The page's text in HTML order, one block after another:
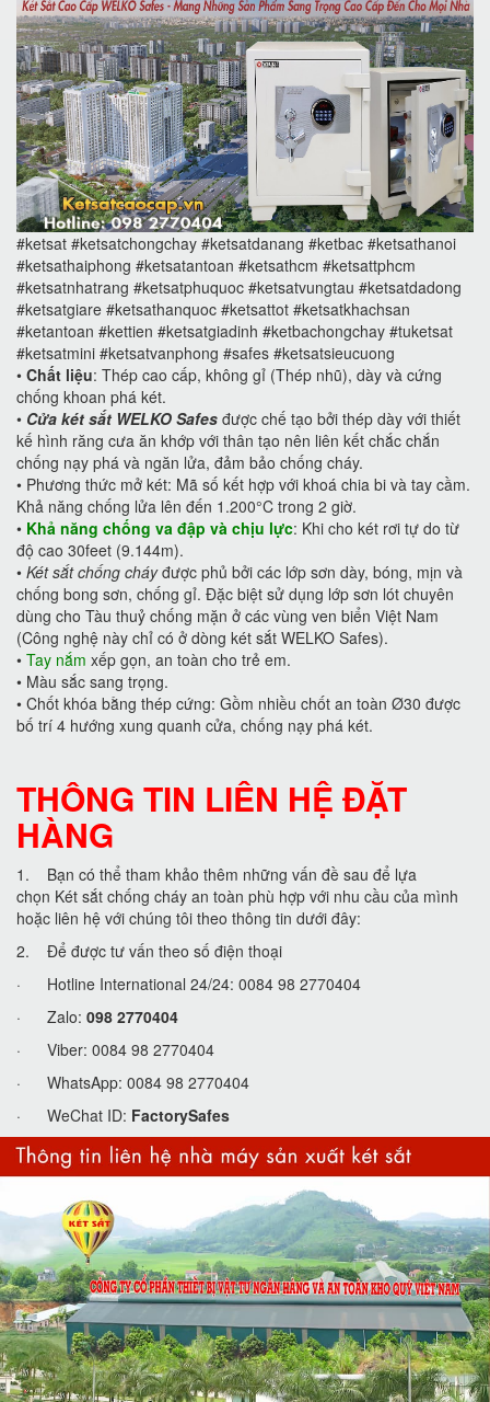
#ketsat #ketsatchongchay #ketsatdanang #ketbac #ketsathanoi
#ketsathaiphong #ketsatantoan #ketsathcm #ketsattphcm
#ketsatnhatrang #ketsatphuquoc #ketsatvungtau #ketsatdadong
#ketsatgiare #ketsathanquoc #ketsattot #ketsatkhachsan
#ketantoan #kettien #ketsatgiadinh #ketbachongchay #tuketsat
#ketsatmini #ketsatvanphong #safes #ketsatsieucuong
• Chất liệu: Thép cao cấp, không gỉ (Thép nhũ), dày và cứng
chống khoan phá két.
• Cửa két sắt WELKO Safes được chế tạo bởi thép dày với thiết
kế hình răng cưa ăn khớp với thân tạo nên liên kết chắc chắn
chống nạy phá và ngăn lửa, đảm bảo chống cháy.
• Phương thức mở két: Mã số kết hợp với khoá chia bi và tay cầm.
Khả năng chống lửa lên đến 1.200°C trong 2 giờ.
• Khả năng chống va đập và chịu lực: Khi cho két rơi tự do từ
độ cao 30feet (9.144m).
• Két sắt chống cháyđược phủ bởi các lớp sơn dày, bóng, mịn và
chống bong sơn, chống gỉ. Đặc biệt sử dụng lớp sơn lót chuyên
dùng cho Tàu thuỷ chống mặn ở các vùng ven biển Việt Nam
(Công nghệ này chỉ có ở dòng két sắt WELKO Safes).
• Tay nắm xếp gọn, an toàn cho trẻ em.
• Màu sắc sang trọng.
• Chốt khóa bằng thép cứng: Gồm nhiều chốt an toàn Ø30 được
bố trí 4 hướng xung quanh cửa, chống nạy phá két.
THÔNG TIN LIÊN HỆ ĐẶT
HÀNG
1. Bạn có thể tham khảo thêm những vấn đề sau để lựa
chọn Két sắt chống cháy an toàn phù hợp với nhu cầu của mình
hoặc liên hệ với chúng tôi theo thông tin dưới đây:
2. Để được tư vấn theo số điện thoại
· Hotline International 24/24: 0084 98 2770404
· Zalo: 098 2770404
· Viber: 0084 98 2770404
· WhatsApp: 0084 98 2770404
· WeChat ID: FactorySafes